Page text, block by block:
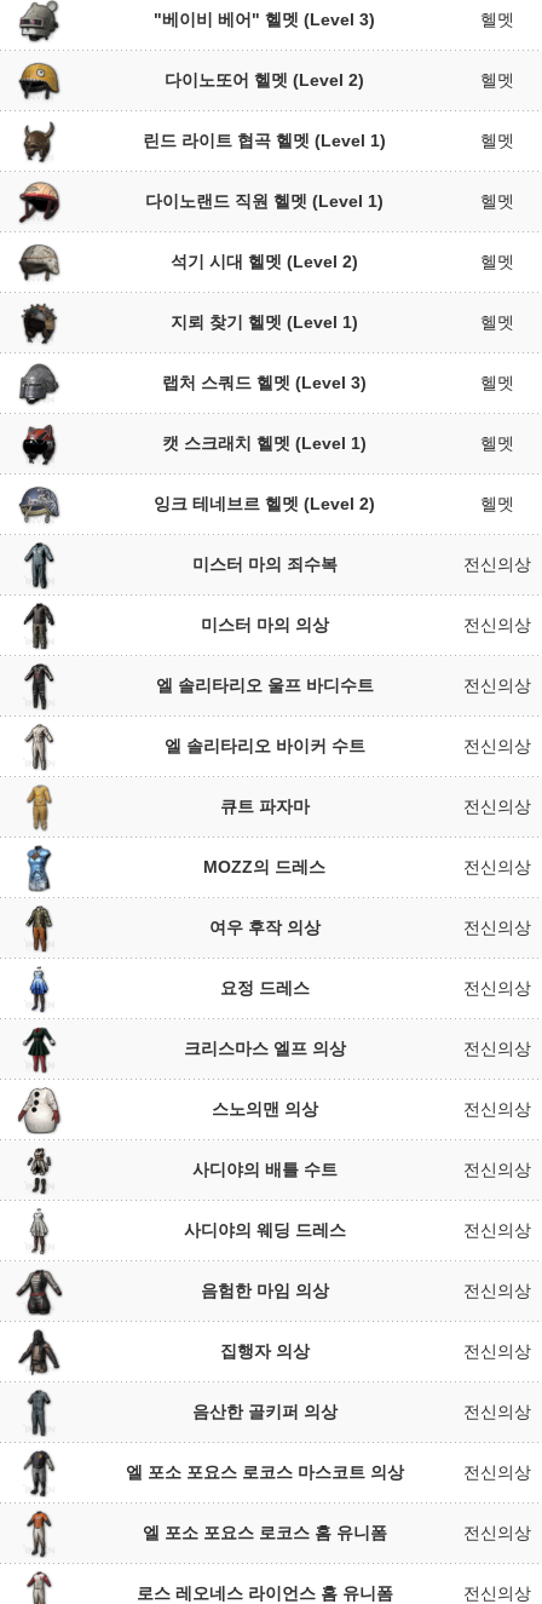
"베이비 베어" 헬멧 (Level 3) 헬멧
다이노또어 헬멧 (Level 2) 헬멧
린드 라이트 협곡 헬멧 (Level 1) 헬멧
다이노랜드 직원 헬멧 (Level 1) 헬멧
석기 시대 헬멧 (Level 2) 헬멧
지뢰 찾기 헬멧 (Level 1) 헬멧
랩처 스쿼드 헬멧 (Level 3) 헬멧
캣 스크래치 헬멧 (Level 1) 헬멧
잉크 테네브르 헬멧 (Level 2) 헬멧
미스터 마의 죄수복 전신의상
미스터 마의 의상 전신의상
엘 솔리타리오 울프 바디수트 전신의상
엘 솔리타리오 바이커 수트 전신의상
큐트 파자마 전신의상
MOZZ의 드레스 전신의상
여우 후작 의상 전신의상
요정 드레스 전신의상
크리스마스 엘프 의상 전신의상
스노의맨 의상 전신의상
사디야의 배틀 수트 전신의상
사디야의 웨딩 드레스 전신의상
음험한 마임 의상 전신의상
집행자 의상 전신의상
음산한 골키퍼 의상 전신의상
엘 포소 포요스 로코스 마스코트 의상 전신의상
엘 포소 포요스 로코스 홈 유니폼 전신의상
로스 레오네스 라이언스 홈 유니폼 전신의상